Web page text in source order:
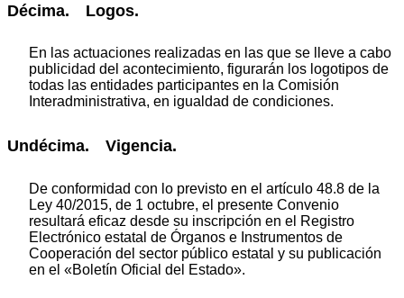
Décima. Logos.
En las actuaciones realizadas en las que se lleve a cabo
publicidad del acontecimiento, figurarán los logotipos de
todas las entidades participantes en la Comisión
Interadministrativa, en igualdad de condiciones.
Undécima. Vigencia.
De conformidad con lo previsto en el artículo 48.8 de la
Ley 40/2015, de 1 octubre, el presente Convenio
resultará eficaz desde su inscripción en el Registro
Electrónico estatal de Órganos e Instrumentos de
Cooperación del sector público estatal y su publicación
en el «Boletín Oficial del Estado».